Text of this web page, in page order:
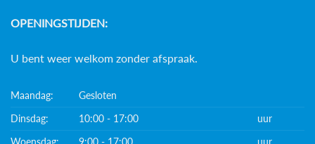
OPENINGSTIJDEN:
U bent weer welkom zonder afspraak.
Maandag:
Gesloten
Dinsdag:
10:00 - 17:00
uur
Woensdag:
9:00 - 17:00 uur